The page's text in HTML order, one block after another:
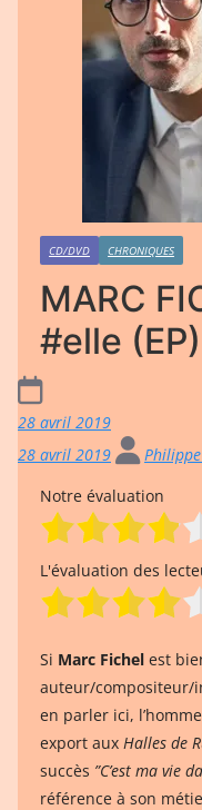
CD/DVD CHRONIQUES
MARC
#elle (EP)
28 avril 2019
28 avril 2019
Notre évaluation
L'évaluation des
Si Marc Fichel est
auteur/compositeur/
en parler ici,
export aux Halles de
succès ”C’est ma vie
référence à son